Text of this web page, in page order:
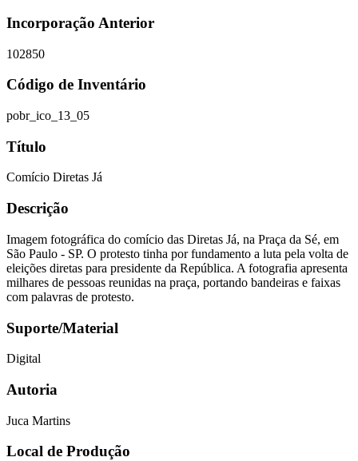
Incorporação Anterior
102850
Código de Inventário
pobr_ico_13_05
Título
Comício Diretas Já
Descrição
Imagem fotográfica do comício das Diretas Já, na Praça da Sé, em
São Paulo - SP. O protesto tinha por fundamento a luta pela volta de
eleições diretas para presidente da República. A fotografia apresenta
milhares de pessoas reunidas na praça, portando bandeiras e faixas
com palavras de protesto.
Suporte/Material
Digital
Autoria
Juca Martins
Local de Produção